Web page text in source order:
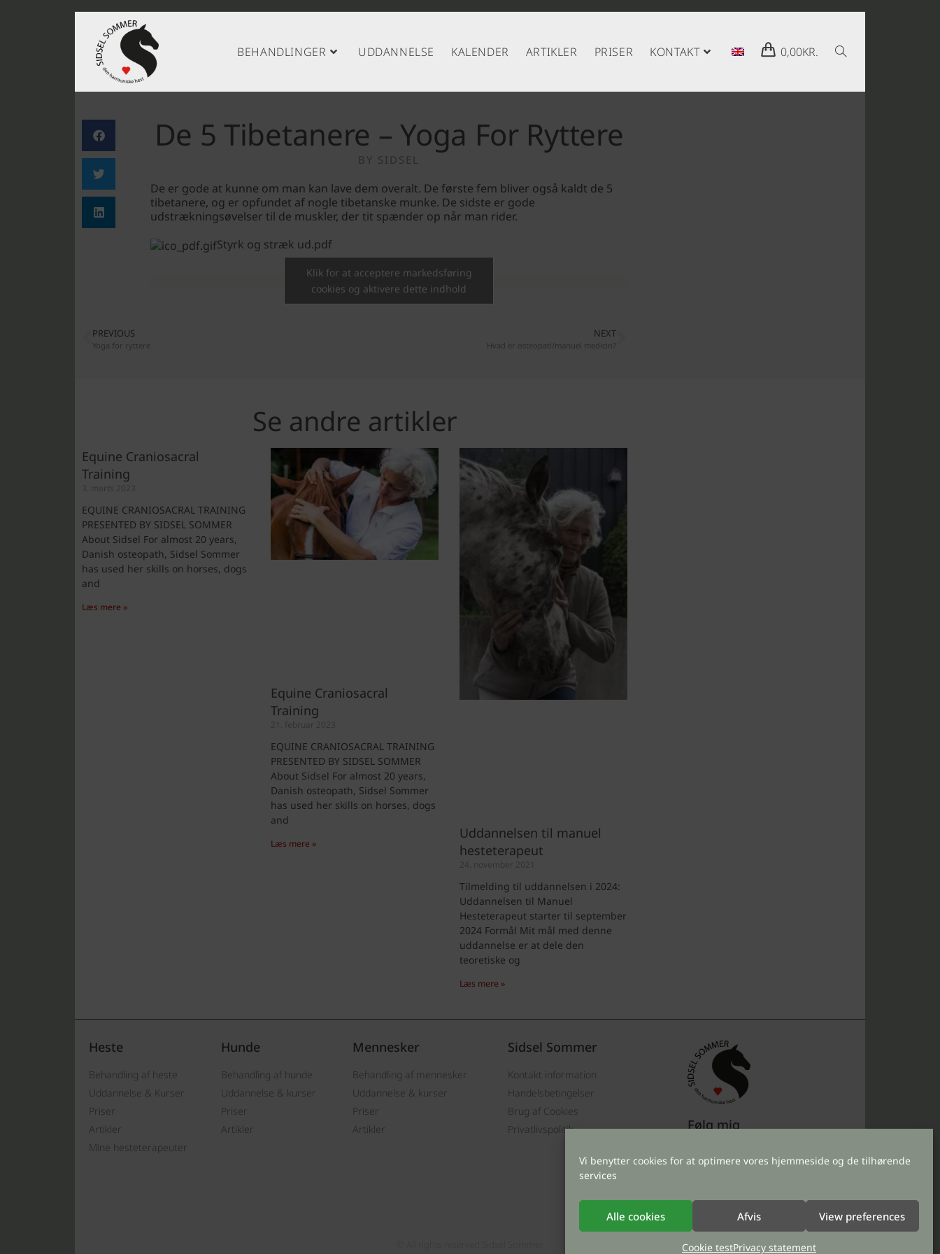
Vi benytter cookies for at optimere vores hjemmeside og de tilhørende
services
Alle cookies Afvis View preferences
Cookie testPrivacy statement
BEHANDLINGER UDDANNELSE KALENDER ARTIKLER PRISER KONTAKT 0,00KR.
De 5 Tibetanere – Yoga For Ryttere
BY SIDSEL
De er gode at kunne om man kan lave dem overalt. De første fem bliver også kaldt de 5
tibetanere, og er opfundet af nogle tibetanske munke. De sidste er gode
udstrækningsøvelser til de muskler, der tit spænder op når man rider.
Styrk og stræk ud.pdf
Klik for at acceptere markedsføring
cookies og aktivere dette indhold
PREVIOUS
Yoga for ryttere
NEXT
Hvad er osteopati/manuel medicin?
Se andre artikler
Equine Craniosacral
Training
3. marts 2023
EQUINE CRANIOSACRAL TRAINING
PRESENTED BY SIDSEL SOMMER
About Sidsel For almost 20 years,
Danish osteopath, Sidsel Sommer
has used her skills on horses, dogs
and
Læs mere »
Equine Craniosacral
Training
21. februar 2023
EQUINE CRANIOSACRAL TRAINING
PRESENTED BY SIDSEL SOMMER
About Sidsel For almost 20 years,
Danish osteopath, Sidsel Sommer
has used her skills on horses, dogs
and
Læs mere »
Uddannelsen til manuel
hesteterapeut
24. november 2021
Tilmelding til uddannelsen i 2024:
Uddannelsen til Manuel
Hesteterapeut starter til september
2024 Formål Mit mål med denne
uddannelse er at dele den
teoretiske og
Læs mere »
Heste
Behandling af heste
Uddannelse & Kurser
Priser
Artikler
Mine hesteterapeuter
Hunde
Behandling af hunde
Uddannelse & kurser
Priser
Artikler
Mennesker
Behandling af mennesker
Uddannelse & kurser
Priser
Artikler
Sidsel Sommer
Kontakt information
Handelsbetingelser
Brug af Cookies
Privatlivspolitik
Følg mig